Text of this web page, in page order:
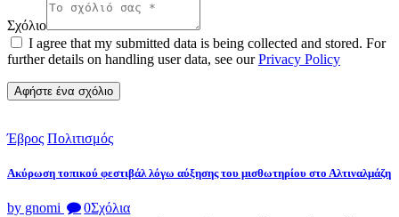
Σχόλιο
I agree that my submitted data is being collected and stored. For
further details on handling user data, see ourPrivacy Policy
Έβρος Πολιτισμός
Ακύρωση τοπικού φεστιβάλ λόγω αύξησης του μισθωτηρίου στο Αλτιναλμάζη
by gnomi 0Σχόλια